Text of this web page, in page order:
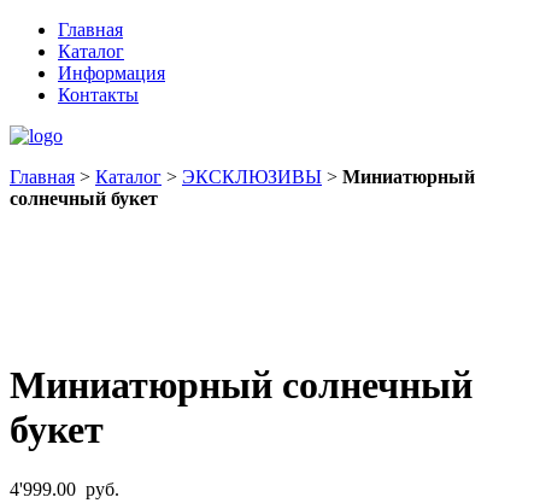
Главная
Каталог
Информация
Контакты
Главная > Каталог > ЭКСКЛЮЗИВЫ > Миниатюрный
солнечный букет
Миниатюрный солнечный
букет
4'999.00 руб.